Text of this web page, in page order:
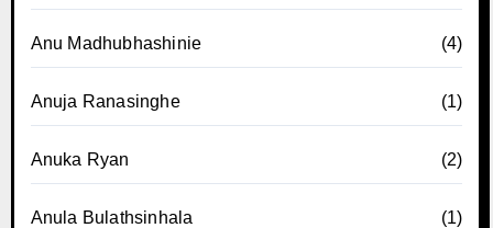
Anu Madhubhashinie (4)
Anuja Ranasinghe (1)
Anuka Ryan (2)
Anula Bulathsinhala (1)